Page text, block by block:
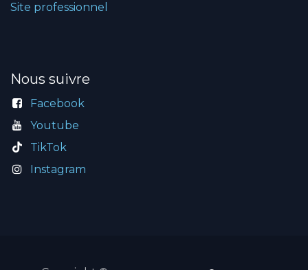
Site professionnel
Nous suivre
Facebook
Youtube
TikTok
Instagram